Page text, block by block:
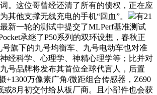
。这位哥曾经还清了所有的债权，正在应
其他支撑无线充电的手机“回血”。
有21
新一轮的测试中提交了MLPerf基准测试
承继了P50系列的双环设想，春秋正
号旗下的九号均衡车、九号电动车也对准
经科学、心理学、神精心理学等；比并对
号品牌将发布其首位全球代言人，后置
+1300万像素广角/微距组合传感器，Z690
或8月初交付给从板厂商。且小部件也会获